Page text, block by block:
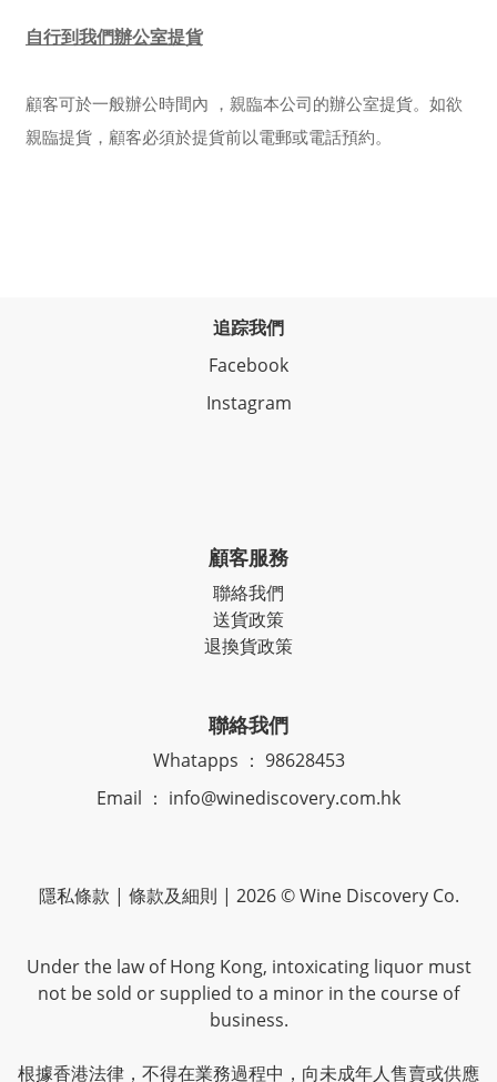
自行到我們辦公室提貨
顧客可於一般辦公時間內 ，親臨本公司的辦公室提貨。如欲
親臨提貨，顧客必須於提貨前以電郵或電話預約。
追踪我們
Facebook
Instagram
顧客服務
聯絡我們
送貨政策
退換貨政策
聯絡我們
Whatapps ： 98628453
Email ： info@winediscovery.com.hk
隱私條款 | 條款及細則 | 2026 © Wine Discovery Co.
Under the law of Hong Kong, intoxicating liquor must
not be sold or supplied to a minor in the course of
business.
根據香港法律，不得在業務過程中，向未成年人售賣或供應